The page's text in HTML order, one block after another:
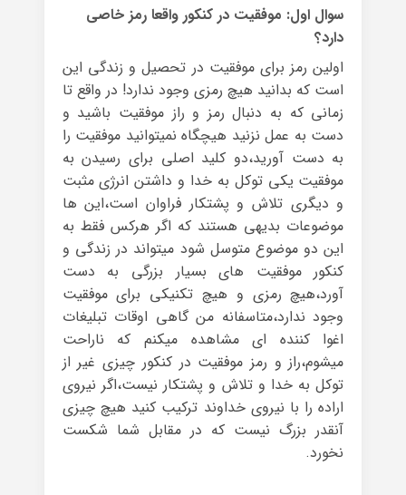
سوال اول: موفقیت در کنکور واقعا رمز خاصی
دارد؟
اولین رمز برای موفقیت در تحصیل و زندگی این
است که بدانید هیچ رمزی وجود ندارد! در واقع تا
زمانی که به دنبال رمز و راز موفقیت باشید و
دست به عمل نزنید هیچگاه نمیتوانید موفقیت را
به دست آورید،دو کلید اصلی برای رسیدن به
موفقیت یکی توکل به خدا و داشتن انرژی مثبت
و دیگری تلاش و پشتکار فراوان است،این ها
موضوعات بدیهی هستند که اگر هرکس فقط به
این دو موضوع متوسل شود میتواند در زندگی و
کنکور موفقیت های بسیار بزرگی به دست
آورد،هیچ رمزی و هیچ تکنیکی برای موفقیت
وجود ندارد،متاسفانه من گاهی اوقات تبلیغات
اغوا کننده ای مشاهده میکنم که ناراحت
میشوم،راز و رمز موفقیت در کنکور چیزی غیر از
توکل به خدا و تلاش و پشتکار نیست،اگر نیروی
اراده را با نیروی خداوند ترکیب کنید هیچ چیزی
آنقدر بزرگ نیست که در مقابل شما شکست
نخورد.